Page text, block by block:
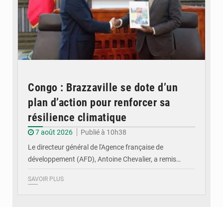
Congo : Brazzaville se dote d’un
plan d’action pour renforcer sa
résilience climatique
7 août 2026
Publié à 10h38
Le directeur général de l'Agence française de
développement (AFD), Antoine Chevalier, a remis…
SAVOIR PLUS